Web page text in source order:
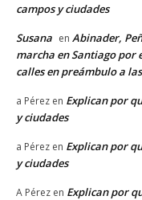
campos y ciudades
Susana en Abinader,
marcha en Santiago por
calles en preámbulo a
a Pérez en Explican por
y ciudades
a Pérez en Explican por
y ciudades
A Pérez en Explican por